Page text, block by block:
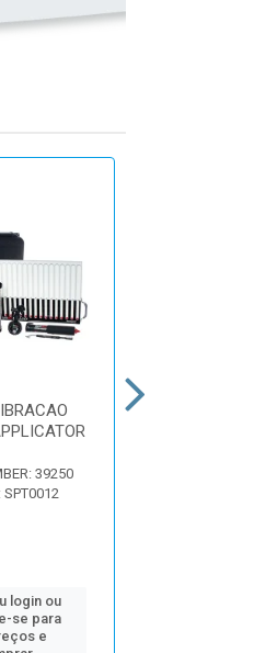
39250
login ou
se para
e